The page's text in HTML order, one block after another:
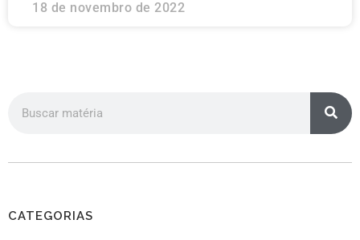
18 de novembro de 2022
CATEGORIAS